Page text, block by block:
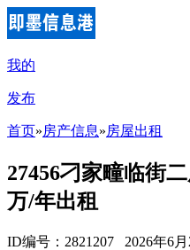
我的
发布
首页»房产信息»房屋出租
27456刁家疃临街
万/年出租
ID编号：2821207 2026年6